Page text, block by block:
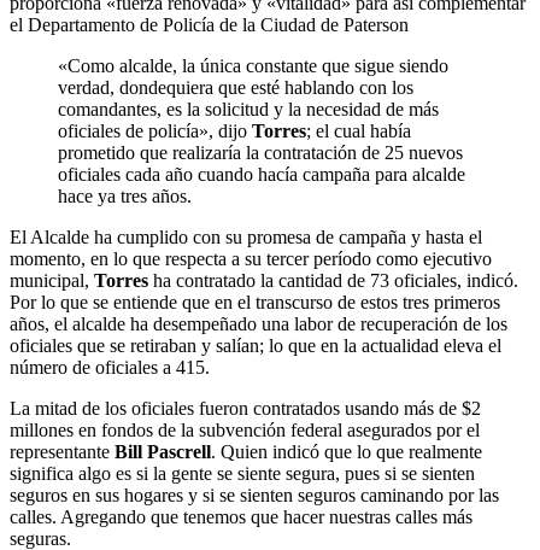
el Departamento de Policía de la Ciudad de Paterson
«Como alcalde, la única constante que sigue siendo
verdad, dondequiera que esté hablando con los
comandantes, es la solicitud y la necesidad de más
oficiales de policía», dijo Torres; el cual había
prometido que realizaría la contratación de 25 nuevos
oficiales cada año cuando hacía campaña para alcalde
hace ya tres años.
El Alcalde ha cumplido con su promesa de campaña y hasta el
momento, en lo que respecta a su tercer período como ejecutivo
municipal, Torres ha contratado la cantidad de 73 oficiales, indicó.
Por lo que se entiende que en el transcurso de estos tres primeros
años, el alcalde ha desempeñado una labor de recuperación de los
oficiales que se retiraban y salían; lo que en la actualidad eleva el
número de oficiales a 415.
La mitad de los oficiales fueron contratados usando más de $2
millones en fondos de la subvención federal asegurados por el
representante Bill Pascrell. Quien indicó que lo que realmente
significa algo es si la gente se siente segura, pues si se sienten
seguros en sus hogares y si se sienten seguros caminando por las
calles. Agregando que tenemos que hacer nuestras calles más
seguras.